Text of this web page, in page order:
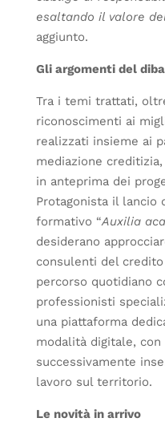
esaltando il valore
aggiunto.
Gli argomenti del
Tra i temi trattati,
riconoscimenti ai
realizzati insieme ai
mediazione
in anteprima dei
Protagonista il lancio
formativo “Auxilia
desiderano
consulenti del
percorso quotidiano
professionisti
una piattaforma
modalità digitale,
successivamente
lavoro sul territorio.
Le novità in arrivo